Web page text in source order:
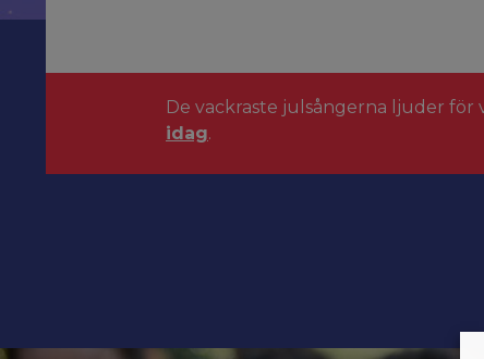
De vackraste julsångerna ljuder för
idag.